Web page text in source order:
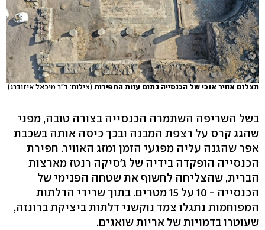
תצלום אוויר אנכי של הכנסייה בתום עונת החפירות (צילום: ד"ר מיכאל איזנברג)
בשל השריפה השתמרה הכנסייה בצורה טובה, מפני
שהגג קרס על רצפת המבנה ובכך כיסה אותה בשכבת
אפר שהגנה עליה מפגעי הזמן ומזג האוויר. חפירת
הכנסייה הופקדה בידיה של ג'סיקה רנטז מארצות
הברית, שהצליחה לחשוף את שטחה הפנימי של
הכנסייה - 10 על 15 מטרים. בתוך שרידי הדלתות
המפוחמות נתגלו צמד נוקשני דלתות ביציקת ברונזה,
שעוטרו בדמויות של אריות שואגים.